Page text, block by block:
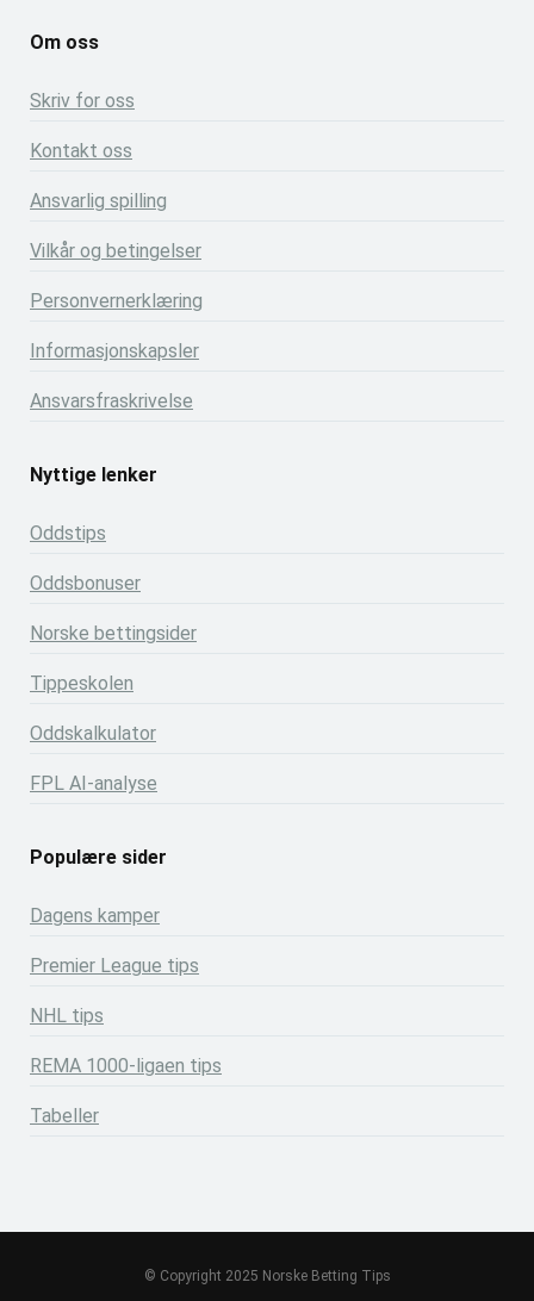
Om oss
Skriv for oss
Kontakt oss
Ansvarlig spilling
Vilkår og betingelser
Personvernerklæring
Informasjonskapsler
Ansvarsfraskrivelse
Nyttige lenker
Oddstips
Oddsbonuser
Norske bettingsider
Tippeskolen
Oddskalkulator
FPL AI-analyse
Populære sider
Dagens kamper
Premier League tips
NHL tips
REMA 1000-ligaen tips
Tabeller
© Copyright 2025 Norske Betting Tips